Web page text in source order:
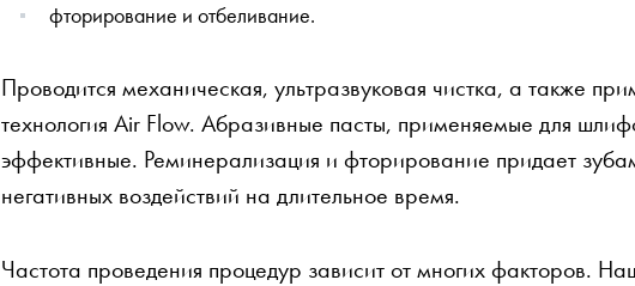
фторирование и отбеливание.
Проводится механическая, ультразвуковая чистка, а также
технология Air Flow. Абразивные пасты, применяемые для
эффективные. Реминерализация и фторирование придает
негативных воздействий на длительное время.
Частота проведения процедур зависит от многих факторов.